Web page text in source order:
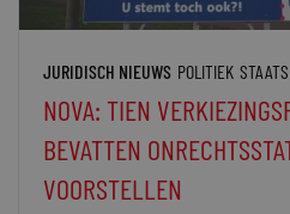
JURIDISCH NIEUWS POLITIEK
NOVA: TIEN
BEVATTEN
VOORSTELLEN